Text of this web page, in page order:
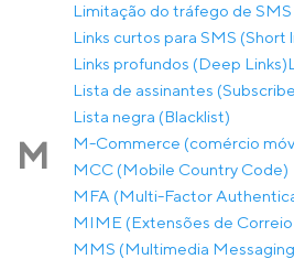
Limitação do tráfego de
Links curtos para SMS (Short
Links profundos (Deep Links)
Lista de assinantes
Lista negra (Blacklist)
M
M-Commerce (comércio
MCC (Mobile Country Code)
MFA (Multi-Factor
MIME (Extensões de
MMS (Multimedia